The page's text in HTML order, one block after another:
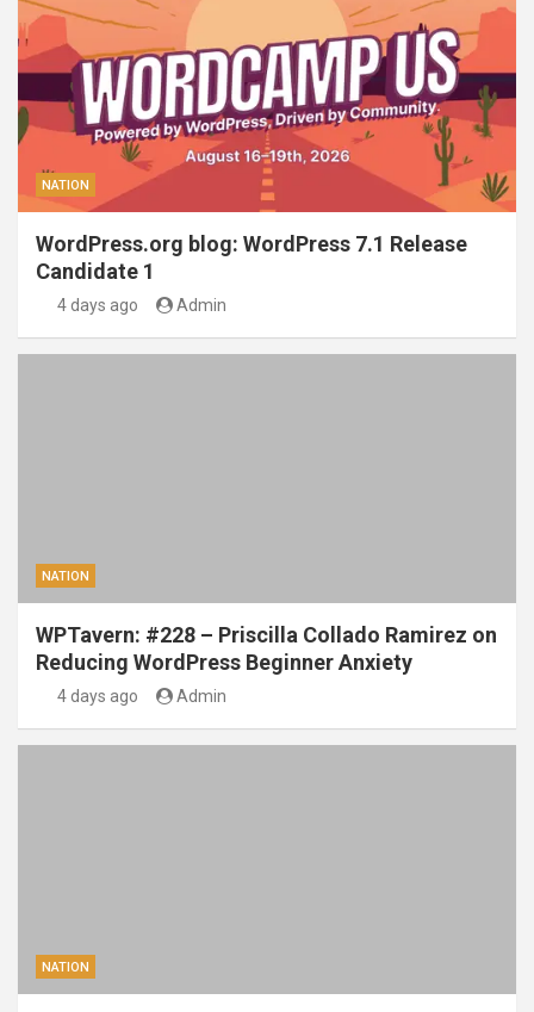
NATION
WordPress.org blog: WordPress 7.1 Release
Candidate 1
4 days ago Admin
NATION
WPTavern: #228 – Priscilla Collado Ramirez on
Reducing WordPress Beginner Anxiety
4 days ago Admin
NATION